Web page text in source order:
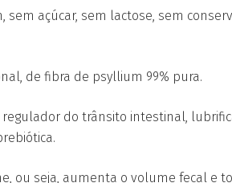
sem açúcar, sem lactose, sem
de fibra de psyllium 99% pura.
do trânsito intestinal,
ou seja, aumenta o volume fecal e